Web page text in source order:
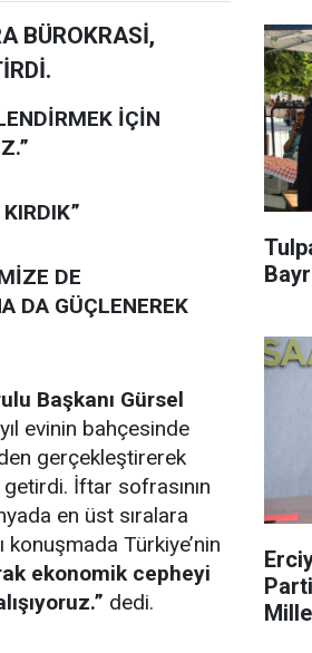
BÜROKRASİ,
İÇİN
DE
DA GÜÇLENEREK
Başkanı Gürsel
evinin bahçesinde
gerçekleştirerek
İftar sofrasının
en üst sıralara
konuşmada Türkiye’nin
ekonomik cepheyi
dedi.